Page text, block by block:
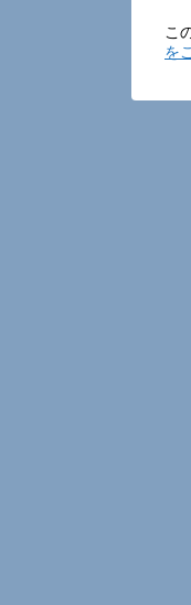
こ
を